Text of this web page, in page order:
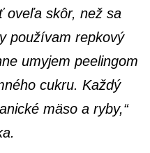
oveľa skôr, než sa
používam repkový
umyjem peelingom
cukru. Každý
mäso a ryby,“